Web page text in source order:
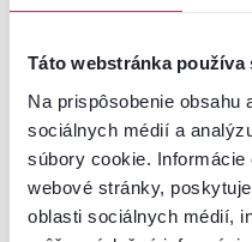
Táto webstránka používa
Na prispôsobenie
sociálnych médií a
súbory cookie.
webové stránky,
oblasti sociálnych médií,